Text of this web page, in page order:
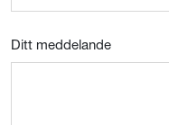
Ditt meddelande